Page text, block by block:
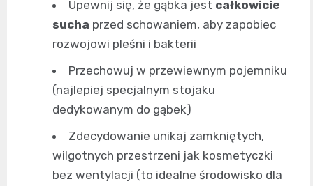
Upewnij się, że gąbka jest całkowicie
sucha przed schowaniem, aby zapobiec
rozwojowi pleśni i bakterii
Przechowuj w przewiewnym pojemniku
(najlepiej specjalnym stojaku
dedykowanym do gąbek)
Zdecydowanie unikaj zamkniętych,
wilgotnych przestrzeni jak kosmetyczki
bez wentylacji (to idealne środowisko dla